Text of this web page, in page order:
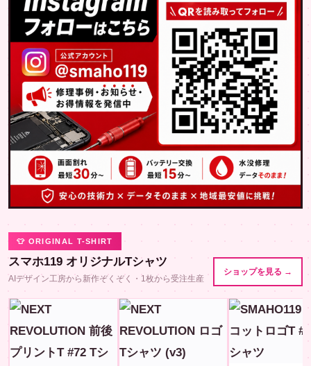
👕 ORIGINAL T-SHIRT
スマホ119 オリジナルTシャツ
AIデザイン工房から新作ぞくぞく・1枚から受注生産
ショップを見る →